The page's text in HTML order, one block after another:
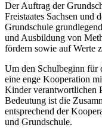
Der Auftrag der
Freistaates Sachsen und
Grundschule
und Ausbildung von
fördern sowie auf Werte
Um den Schulbeginn für
eine enge Kooperation
Kinder verantwortlichen
Bedeutung ist die
entsprechend der
und Grundschule.